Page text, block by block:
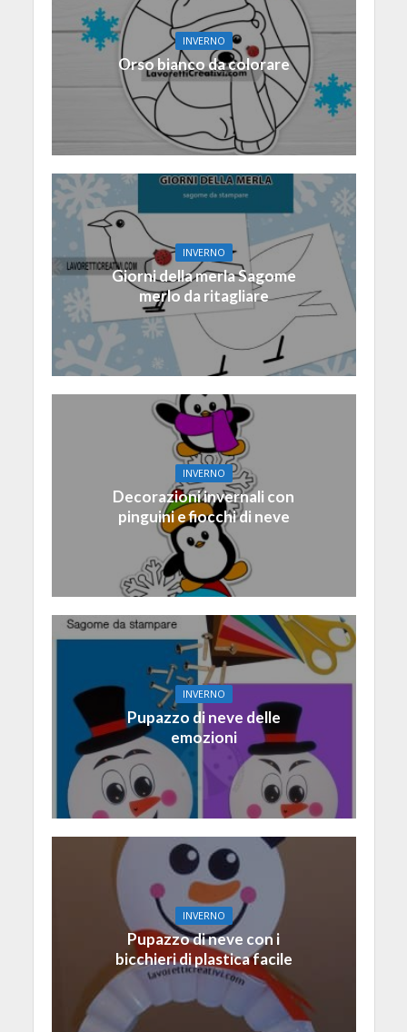
INVERNO
Orso bianco da colorare
INVERNO
Giorni della merla Sagome
merlo da ritagliare
INVERNO
Decorazioni invernali con
pinguini e fiocchi di neve
INVERNO
Pupazzo di neve delle
emozioni
INVERNO
Pupazzo di neve con i
bicchieri di plastica facile